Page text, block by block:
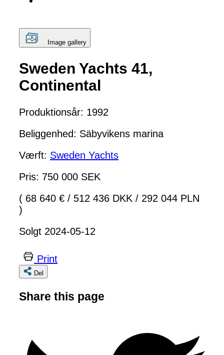
Image gallery
Sweden Yachts 41,
Continental
Produktionsår: 1992
Beliggenhed: Säbyvikens marina
Værft: Sweden Yachts
Pris: 750 000 SEK
( 68 640 € / 512 436 DKK / 292 044 PLN
)
Solgt 2024-05-12
Print
Del
Share this page